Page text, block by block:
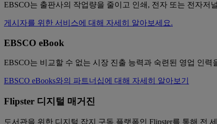
EBSCO는 출판사의 작업량을 줄이고 인쇄, 전자 또는 전자
게시자를 위한 서비스에 대해 자세히 알아보세요.
EBSCO eBook
EBSCO는 비교할 수 없는 시장 진출 능력과 숙련된 영업 인
EBSCO eBooks와의 파트너십에 대해 자세히 알아보기
Flipster 디지털 매거진
도서관을 위한 디지털 잡지 구독 플랫폼인 Flipster를 통해 전